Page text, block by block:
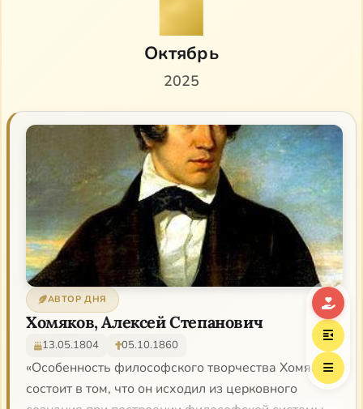
Октябрь
2025
АВТОР ДНЯ
Хомяков, Алексей Степанович
13.05.1804 05.10.1860
«Особенность философского творчества Хомякова
состоит в том, что он исходил из церковного